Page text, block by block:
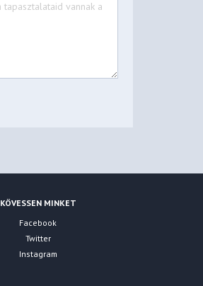
KÖVESSEN MINKET
Facebook
Twitter
Instagram